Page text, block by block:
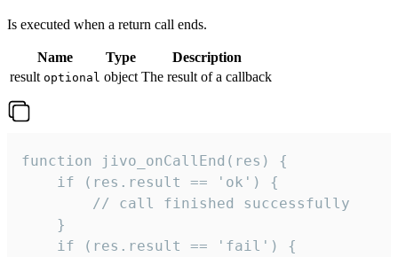
Is executed when a return call ends.
Name Type
Description
result optional object The result of a callback
function jivo_onCallEnd(res) {
    if (res.result == 'ok') {
        // call finished successfully
    }
    if (res.result == 'fail') {